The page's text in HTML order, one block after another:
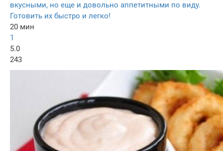
вкусными, но еще и довольно аппетитными по виду.
Готовить их быстро и легко!
20 мин
1
5.0
243